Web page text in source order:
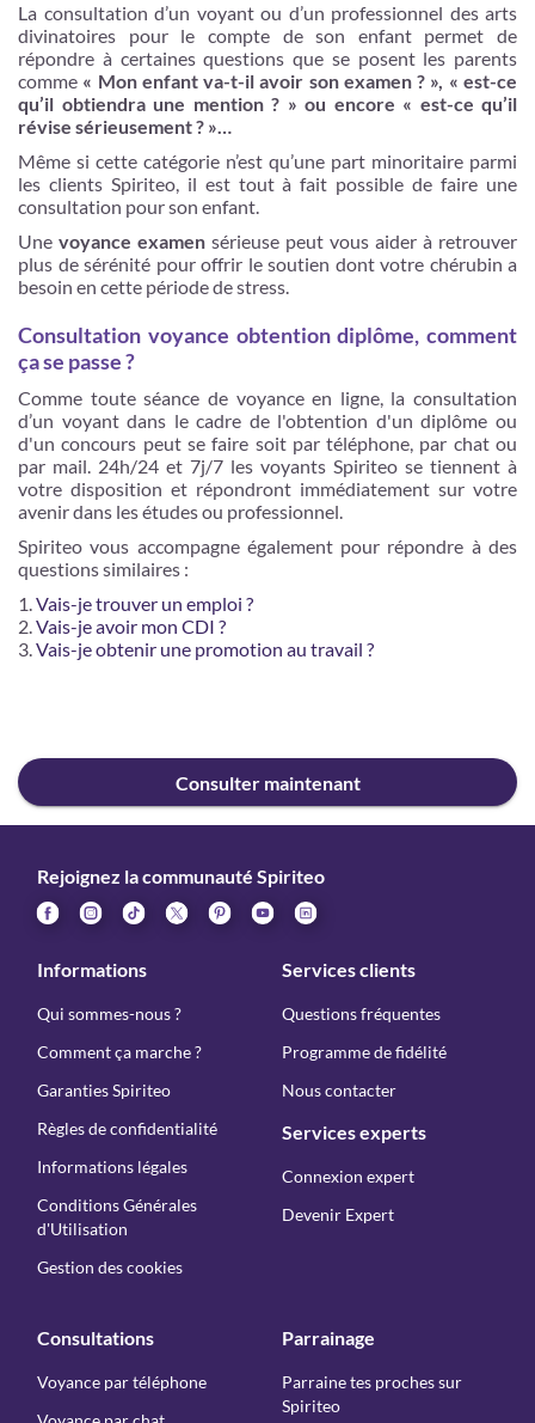
La consultation d’un voyant ou d’un professionnel des arts
divinatoires pour le compte de son enfant permet de
répondre à certaines questions que se posent les parents
comme « Mon enfant va-t-il avoir son examen ? », « est-ce
qu’il obtiendra une mention ? » ou encore « est-ce qu’il
révise sérieusement ? »…
Même si cette catégorie n’est qu’une part minoritaire parmi
les clients Spiriteo, il est tout à fait possible de faire une
consultation pour son enfant.
Une voyance examen sérieuse peut vous aider à retrouver
plus de sérénité pour offrir le soutien dont votre chérubin a
besoin en cette période de stress.
Consultation voyance obtention diplôme, comment
ça se passe ?
Comme toute séance de voyance en ligne, la consultation
d’un voyant dans le cadre de l'obtention d'un diplôme ou
d'un concours peut se faire soit par téléphone, par chat ou
par mail. 24h/24 et 7j/7 les voyants Spiriteo se tiennent à
votre disposition et répondront immédiatement sur votre
avenir dans les études ou professionnel.
Spiriteo vous accompagne également pour répondre à des
questions similaires :
Vais-je trouver un emploi ?
Vais-je avoir mon CDI ?
Vais-je obtenir une promotion au travail ?
Consulter maintenant
Rejoignez la communauté Spiriteo
Informations
Qui sommes-nous ?
Comment ça marche ?
Garanties Spiriteo
Règles de confidentialité
Informations légales
Conditions Générales
d'Utilisation
Gestion des cookies
Services clients
Questions fréquentes
Programme de fidélité
Nous contacter
Services experts
Connexion expert
Devenir Expert
Consultations
Voyance par téléphone
Parrainage
Parraine tes proches sur
Spiriteo